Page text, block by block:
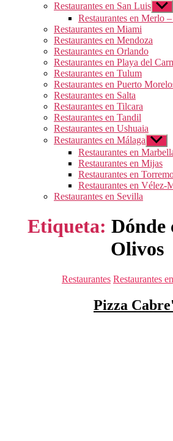
Restaurantes en San Luis
el
Restaurantes en Merlo
Restaurantes en Miami
Restaurantes en Mendoza
Restaurantes en Orlando
Restaurantes en Playa del
Restaurantes en Tulum
Restaurantes en Puerto
Restaurantes en Salta
Restaurantes en Tilcara
Restaurantes en Tandil
Restaurantes en Ushuaia
Restaurantes en Málaga Mostrar
el
Restaurantes en
Restaurantes en Mijas
Restaurantes en
Restaurantes en Vélez-
Restaurantes en Sevilla
Etiqueta: Dónde
Olivos
Restaurantes Restaurantes
Pizza